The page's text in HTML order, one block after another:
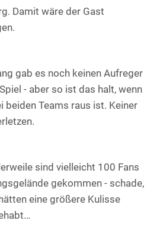
Damit wäre der Gast
gab es noch keinen Aufreger
- aber so ist das halt, wenn
beiden Teams raus ist. Keiner
sind vielleicht 100 Fans
gekommen - schade,
eine größere Kulisse